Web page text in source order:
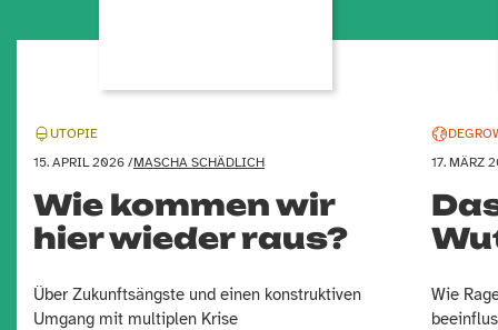
UTOPIE
15. APRIL 2026 /MASCHA SCHÄDLICH
Wie kommen wir
hier wieder raus?
Über Zukunftsängste und einen konstruktiven
Umgang mit multiplen Krise
17. MÄRZ
Wie